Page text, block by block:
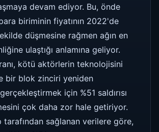
devam ediyor. Bu, önde
biriminin fiyatının 2022'de
düşmesine rağmen ağın en
ulaştığı anlamına geliyor.
kötü aktörlerin teknolojisini
bir blok zinciri yeniden
için %51 saldırısı
çok daha zor hale getiriyor.
tarafından sağlanan verilere göre,